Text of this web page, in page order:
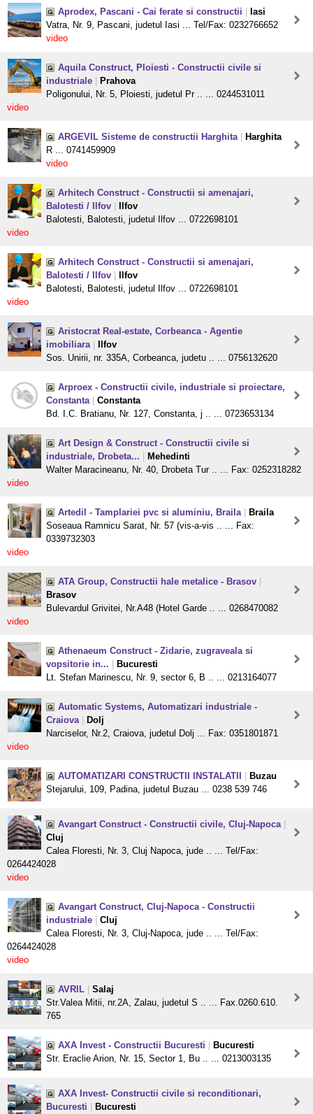
Aprodex, Pascani - Cai ferate si constructii
Iasi
Vatra, Nr. 9, Pascani, judetul Iasi ... Tel/Fax: 0232766652
video
Aquila Construct, Ploiesti - Constructii civile si
industriale
Prahova
Poligonului, Nr. 5, Ploiesti, judetul Pr .. ... 0244531011
video
ARGEVIL Sisteme de constructii Harghita
Harghita
R ... 0741459909
video
Arhitech Construct - Constructii si amenajari,
Balotesti / Ilfov
Ilfov
Balotesti, Balotesti, judetul Ilfov ... 0722698101
video
Arhitech Construct - Constructii si amenajari,
Balotesti / Ilfov
Ilfov
Balotesti, Balotesti, judetul Ilfov ... 0722698101
video
Aristocrat Real-estate, Corbeanca - Agentie
imobiliara
Ilfov
Sos. Unirii, nr. 335A, Corbeanca, judetu .. ... 0756132620
Arproex - Constructii civile, industriale si proiectare,
Constanta
Constanta
Bd. I.C. Bratianu, Nr. 127, Constanta, j .. ... 0723653134
Art Design & Construct - Constructii civile si
industriale, Drobeta...
Mehedinti
Walter Maracineanu, Nr. 40, Drobeta Tur .. ... Fax: 0252318282
video
Artedil - Tamplariei pvc si aluminiu, Braila
Braila
Soseaua Ramnicu Sarat, Nr. 57 (vis-a-vis .. ... Fax:
0339732303
video
ATA Group, Constructii hale metalice - Brasov
Brasov
Bulevardul Grivitei, Nr.A48 (Hotel Garde .. ... 0268470082
video
Athenaeum Construct - Zidarie, zugraveala si
vopsitorie in...
Bucuresti
Lt. Stefan Marinescu, Nr. 9, sector 6, B .. ... 0213164077
Automatic Systems, Automatizari industriale -
Craiova
Dolj
Narciselor, Nr.2, Craiova, judetul Dolj ... Fax: 0351801871
video
AUTOMATIZARI CONSTRUCTII INSTALATII
Buzau
Stejarului, 109, Padina, judetul Buzau ... 0238 539 746
Avangart Construct - Constructii civile, Cluj-Napoca
Cluj
Calea Floresti, Nr. 3, Cluj Napoca, jude .. ... Tel/Fax:
0264424028
video
Avangart Construct, Cluj-Napoca - Constructii
industriale
Cluj
Calea Floresti, Nr. 3, Cluj-Napoca, jude .. ... Tel/Fax:
0264424028
video
AVRIL
Salaj
Str.Valea Mitii, nr.2A, Zalau, judetul S .. ... Fax.0260.610.
765
AXA Invest - Constructii Bucuresti
Bucuresti
Str. Eraclie Arion, Nr. 15, Sector 1, Bu .. ... 0213003135
AXA Invest- Constructii civile si reconditionari,
Bucuresti
Bucuresti